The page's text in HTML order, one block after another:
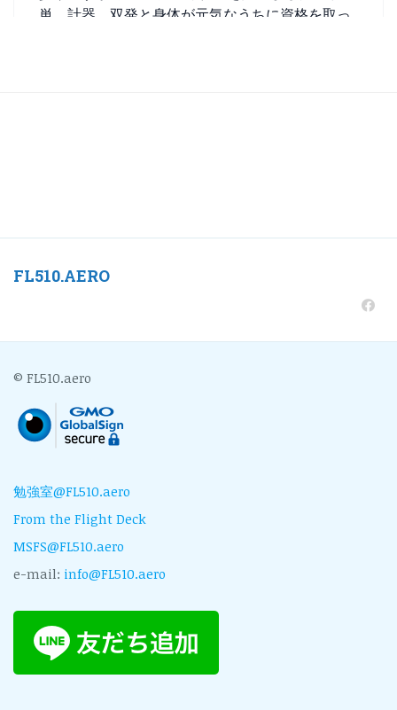
FL510.AERO
© FL510.aero
勉強室@FL510.aero
From the Flight Deck
MSFS@FL510.aero
e-mail: info@FL510.aero